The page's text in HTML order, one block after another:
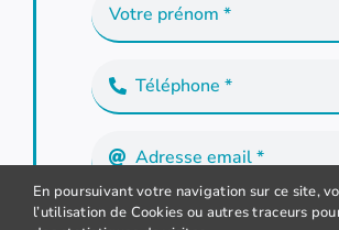
En poursuivant votre navigation sur ce site,
l’utilisation de Cookies ou autres traceurs